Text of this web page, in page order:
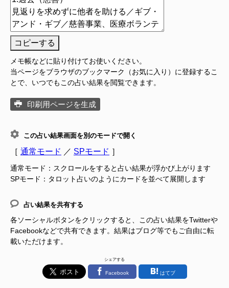
コピーする
メモ帳などに貼り付けてお使いください。
当ページをブラウザのブックマーク（お気に入り）に登録するこ
とで、いつでもこの占い結果を閲覧できます。
印刷用ページを生成
この占い結果画面を別のモードで開く
［ 通常モード ／ SPモード ］
通常モード：スクロールをすると占い結果が浮かび上がります
SPモード：タロット占いのようにカードを並べて展開します
占い結果を共有する
各ソーシャルボタンをクリックすると、この占い結果をTwitterや
Facebookなどで共有できます。結果はブログ等でもご自由に転
載いただけます。
シェアする
Facebook はてブ